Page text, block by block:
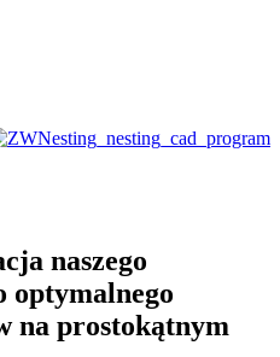
naszego
optymalnego
na prostokątnym